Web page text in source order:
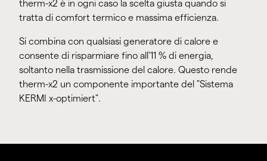
therm-x2 è in ogni caso la scelta giusta quando si
tratta di comfort termico e massima efficienza.
Si combina con qualsiasi generatore di calore e
consente di risparmiare fino all'11 % di energia,
soltanto nella trasmissione del calore. Questo rende
therm-x2 un componente importante del "Sistema
KERMI x-optimiert".